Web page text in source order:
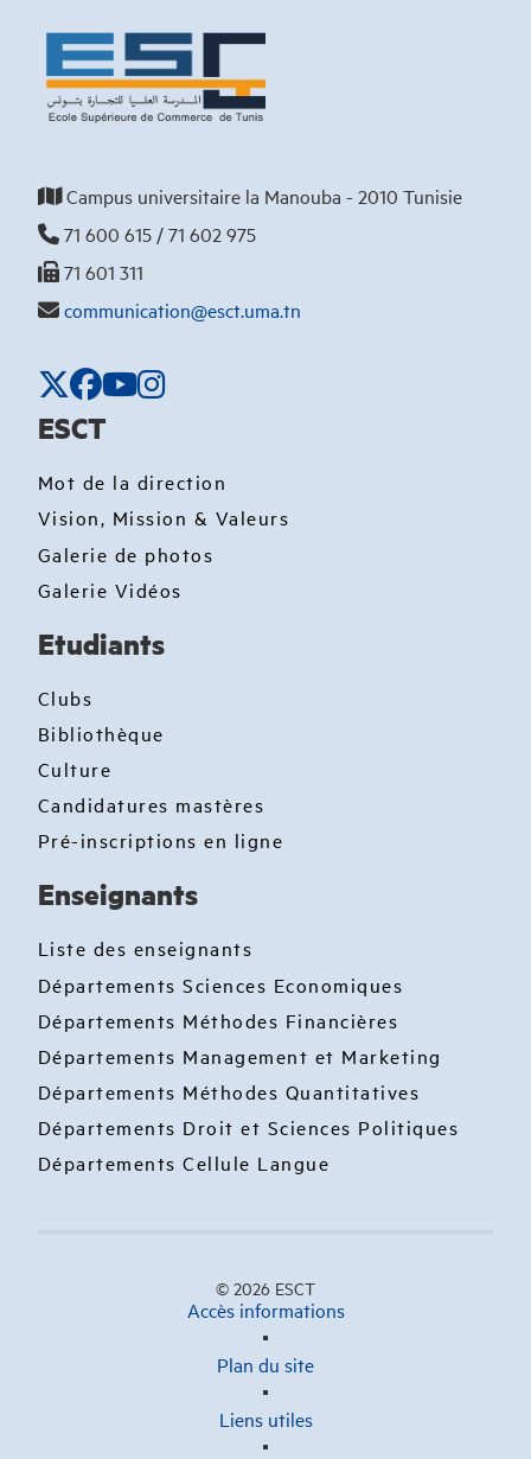
Campus universitaire la Manouba - 2010 Tunisie
71 600 615 / 71 602 975
71 601 311
communication@esct.uma.tn
ESCT
Mot de la direction
Vision, Mission & Valeurs
Galerie de photos
Galerie Vidéos
Etudiants
Clubs
Bibliothèque
Culture
Candidatures mastères
Pré-inscriptions en ligne
Enseignants
Liste des enseignants
Départements Sciences Economiques
Départements Méthodes Financières
Départements Management et Marketing
Départements Méthodes Quantitatives
Départements Droit et Sciences Politiques
Départements Cellule Langue
© 2026 ESCT
Accès informations
Plan du site
Liens utiles